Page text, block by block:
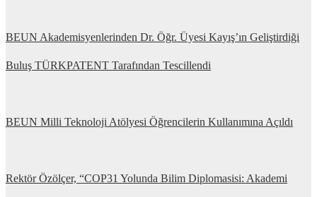
BEUN Akademisyenlerinden Dr. Öğr. Üyesi Kayış’ın Geliştirdiği
Buluş TÜRKPATENT Tarafından Tescillendi
BEUN Milli Teknoloji Atölyesi Öğrencilerin Kullanımına Açıldı
Rektör Özölçer, “COP31 Yolunda Bilim Diplomasisi: Akademi